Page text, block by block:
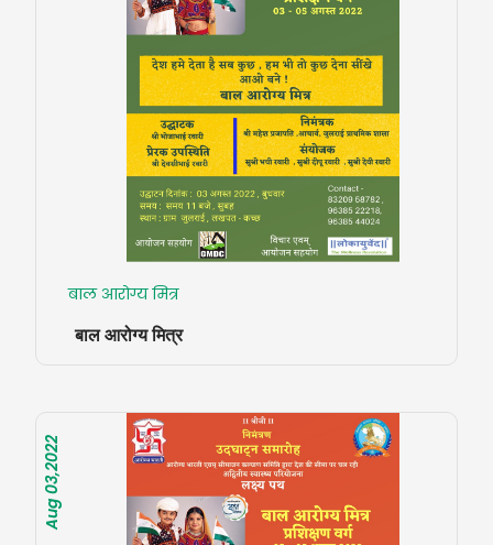
बाल आरोग्य मित्र
बाल आरोग्य मित्र
Aug 03,2022